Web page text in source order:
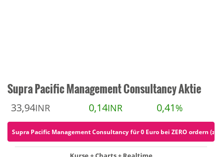
Supra Pacific Management Consultancy Aktie
33,94INR 0,14INR 0,41 %
Supra Pacific Management Consultancy für 0 Euro bei ZERO ordern